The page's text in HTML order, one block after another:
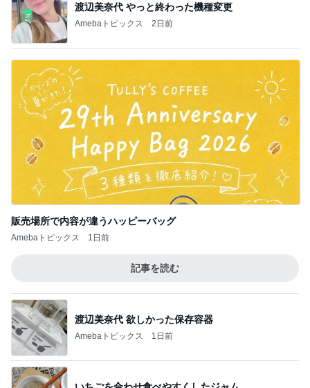
渡辺美奈代 やっと終わった機種変更
Amebaトピックス 2日前
販売場所で内容が違うハッピーバッグ
Amebaトピックス 1日前
記事を読む
渡辺美奈代 欲しかった保存容器
Amebaトピックス 1日前